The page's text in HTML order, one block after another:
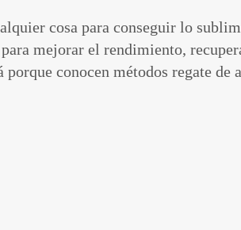
cosa para conseguir lo
mejorar el rendimiento,
conocen métodos regate